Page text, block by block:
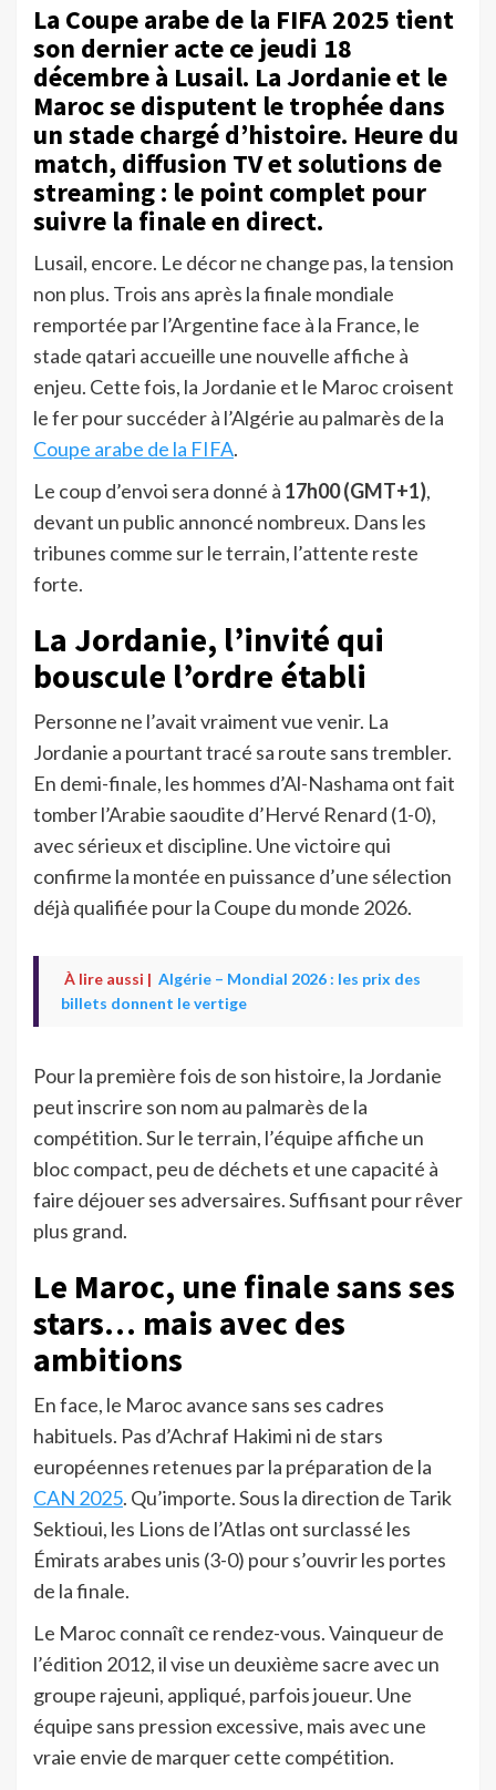
La Coupe arabe de la FIFA 2025 tient
son dernier acte ce jeudi 18
décembre à Lusail. La Jordanie et le
Maroc se disputent le trophée dans
un stade chargé d’histoire. Heure du
match, diffusion TV et solutions de
streaming : le point complet pour
suivre la finale en direct.
Lusail, encore. Le décor ne change pas, la tension
non plus. Trois ans après la finale mondiale
remportée par l’Argentine face à la France, le
stade qatari accueille une nouvelle affiche à
enjeu. Cette fois, la Jordanie et le Maroc croisent
le fer pour succéder à l’Algérie au palmarès de la
Coupe arabe de la FIFA.
Le coup d’envoi sera donné à 17h00 (GMT+1),
devant un public annoncé nombreux. Dans les
tribunes comme sur le terrain, l’attente reste
forte.
La Jordanie, l’invité qui
bouscule l’ordre établi
Personne ne l’avait vraiment vue venir. La
Jordanie a pourtant tracé sa route sans trembler.
En demi-finale, les hommes d’Al-Nashama ont fait
tomber l’Arabie saoudite d’Hervé Renard (1-0),
avec sérieux et discipline. Une victoire qui
confirme la montée en puissance d’une sélection
déjà qualifiée pour la Coupe du monde 2026.
À lire aussi | Algérie – Mondial 2026 : les prix des
billets donnent le vertige
Pour la première fois de son histoire, la Jordanie
peut inscrire son nom au palmarès de la
compétition. Sur le terrain, l’équipe affiche un
bloc compact, peu de déchets et une capacité à
faire déjouer ses adversaires. Suffisant pour rêver
plus grand.
Le Maroc, une finale sans ses
stars… mais avec des
ambitions
En face, le Maroc avance sans ses cadres
habituels. Pas d’Achraf Hakimi ni de stars
européennes retenues par la préparation de la
CAN 2025. Qu’importe. Sous la direction de Tarik
Sektioui, les Lions de l’Atlas ont surclassé les
Émirats arabes unis (3-0) pour s’ouvrir les portes
de la finale.
Le Maroc connaît ce rendez-vous. Vainqueur de
l’édition 2012, il vise un deuxième sacre avec un
groupe rajeuni, appliqué, parfois joueur. Une
équipe sans pression excessive, mais avec une
vraie envie de marquer cette compétition.